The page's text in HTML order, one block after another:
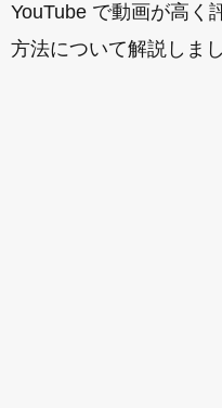
YouTube で動画が高く
方法について解説しまし